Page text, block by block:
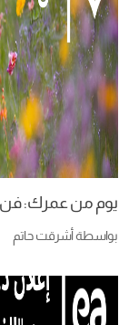
يوم من عمرك: فن
بواسطةأشرقت حاتم